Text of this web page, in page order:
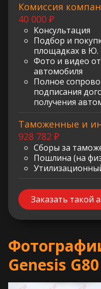
Комиссия
40 000 ₽
Консультация
Подбор и
площадках в Ю.
Фото и видео
автомобиля
Полное
подписания
получения
Таможенные и
928 782 ₽
Сборы за
Пошлина (на
Заказать такой
Genesis G80